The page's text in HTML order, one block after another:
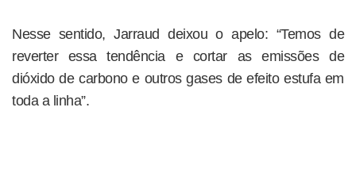
Nesse sentido, Jarraud deixou o apelo: “Temos de
reverter essa tendência e cortar as emissões de
dióxido de carbono e outros gases de efeito estufa em
toda a linha”.